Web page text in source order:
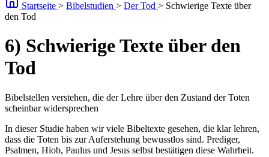
Startseite > Bibelstudien > Der Tod > Schwierige Texte über
den Tod
6) Schwierige Texte über den
Tod
Bibelstellen verstehen, die der Lehre über den Zustand der Toten
scheinbar widersprechen
In dieser Studie haben wir viele Bibeltexte gesehen, die klar lehren,
dass die Toten bis zur Auferstehung bewusstlos sind. Prediger,
Psalmen, Hiob, Paulus und Jesus selbst bestätigen diese Wahrheit.